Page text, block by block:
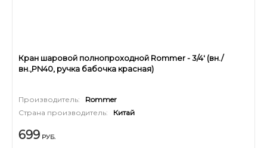
Кран шаровой полнопроходной Rommer - 3/4' (вн./
вн.,PN40, ручка бабочка красная)
Производитель:
Rommer
Страна производитель:
Китай
699 РУБ.